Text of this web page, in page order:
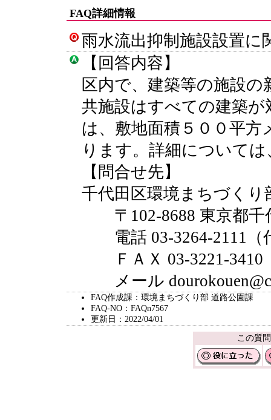
FAQ詳細情報
雨水流出抑制施設設置に
【回答内容】
区内で、建築等の施設
共施設はすべての建築
は、敷地面積５００平
ります。詳細について
【問合せ先】
千代田区環境まちづくり
〒102-8688 東京都千
電話 03-3264-2111（
ＦＡＸ 03-3221-3410
メール
FAQ作成課：環境まちづくり部 道路公園課
FAQ-NO：FAQn7567
更新日：2022/04/01
この質